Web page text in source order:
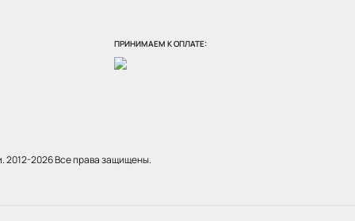
ПРИНИМАЕМ К ОПЛАТЕ:
2012-2026 Все права защищены.